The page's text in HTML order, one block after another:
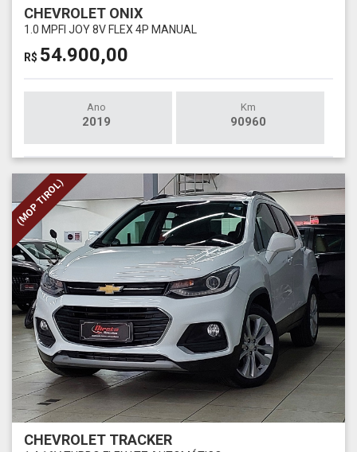
CHEVROLET ONIX
1.0 MPFI JOY 8V FLEX 4P MANUAL
R$ 54.900,00
Ano
2019
Km
90960
(MOP TIROL)
CHEVROLET TRACKER